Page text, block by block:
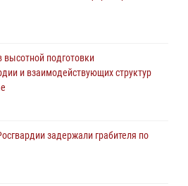
высотной подготовки
и взаимодействующих структур
задержали грабителя по